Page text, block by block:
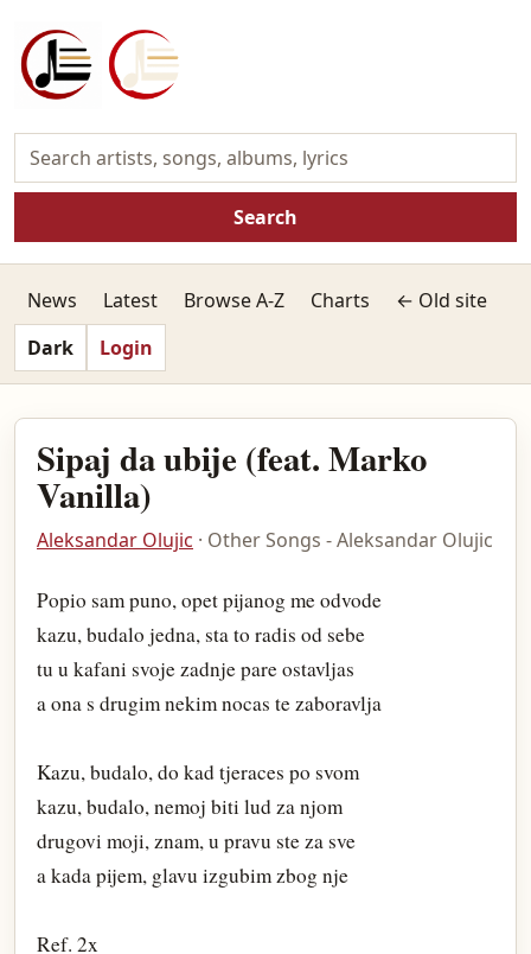
Search
News Latest Browse A-Z Charts
← Old site
Dark
Login
Sipaj da ubije (feat. Marko
Vanilla)
Aleksandar Olujic · Other Songs - Aleksandar Olujic
Popio sam puno, opet pijanog me odvode
kazu, budalo jedna, sta to radis od sebe
tu u kafani svoje zadnje pare ostavljas
a ona s drugim nekim nocas te zaboravlja
Kazu, budalo, do kad tjeraces po svom
kazu, budalo, nemoj biti lud za njom
drugovi moji, znam, u pravu ste za sve
a kada pijem, glavu izgubim zbog nje
Ref. 2x